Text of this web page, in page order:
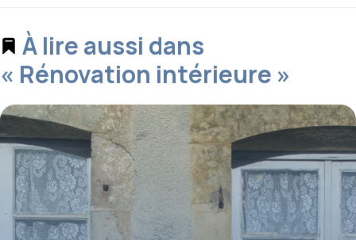
À lire aussi dans
« Rénovation intérieure »